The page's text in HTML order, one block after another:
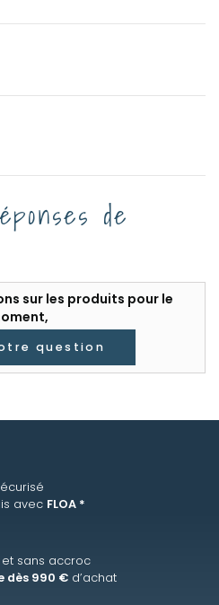
de
sur les produits pour le
question
avec FLOA *
sans accroc
dès 990 € d’achat